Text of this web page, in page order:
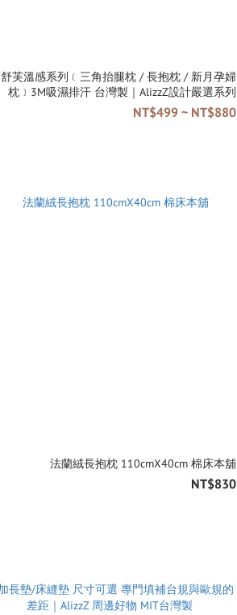
舒芙溫感系列﹝三角抬腿枕 / 長抱枕 / 新月孕婦
枕﹞3M吸濕排汗 台灣製｜AlizzZ設計嚴選系列
NT$499 ~ NT$880
法蘭絨長抱枕 110cmX40cm 棉床本舖
NT$830